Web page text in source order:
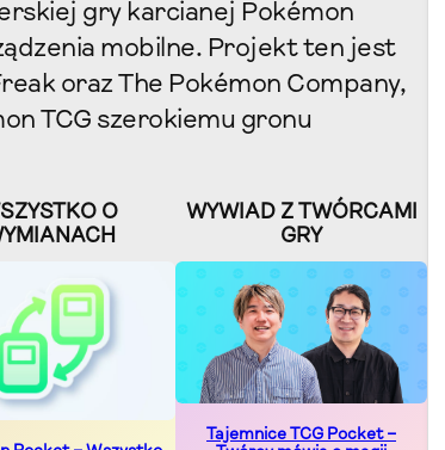
gry karcianej Pokémon
mobilne. Projekt ten jest
oraz The Pokémon Company,
TCG szerokiemu gronu
O
WYWIAD Z TWÓRCAMI
GRY
Tajemnice TCG Pocket –